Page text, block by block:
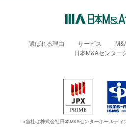
選ばれる理由 サービス
日本M&Aセンター
※当社は株式会社日本M&Aセンターホールディ